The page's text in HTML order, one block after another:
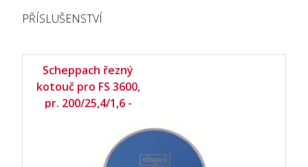
PŘÍSLUŠENSTVÍ
Scheppach řezný
kotouč pro FS 3600,
pr. 200/25,4/1,6 -